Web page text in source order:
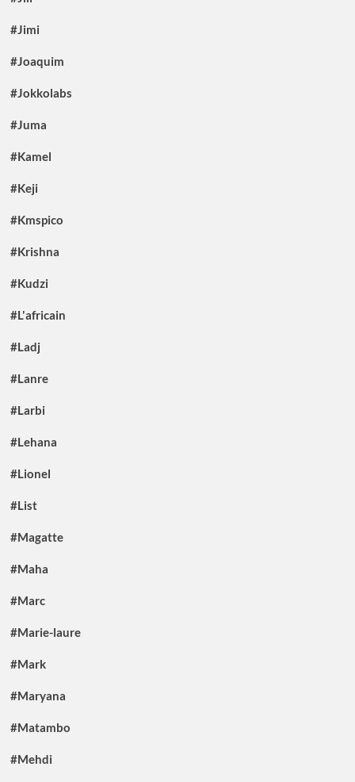
#Jimi
#Joaquim
#Jokkolabs
#Juma
#Kamel
#Keji
#Kmspico
#Krishna
#Kudzi
#L'africain
#Ladj
#Lanre
#Larbi
#Lehana
#Lionel
#List
#Magatte
#Maha
#Marc
#Marie-laure
#Mark
#Maryana
#Matambo
#Mehdi